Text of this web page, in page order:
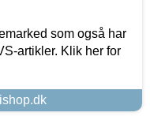
som også har
artikler. Klik her for